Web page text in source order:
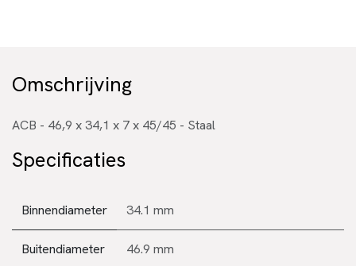
Omschrijving
ACB - 46,9 x 34,1 x 7 x 45/45 - Staal
Specificaties
Binnendiameter 34.1 mm
Buitendiameter 46.9 mm